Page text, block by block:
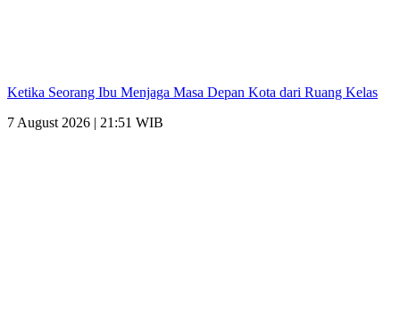
Ketika Seorang Ibu Menjaga Masa Depan Kota dari Ruang Kelas
7 August 2026 | 21:51 WIB